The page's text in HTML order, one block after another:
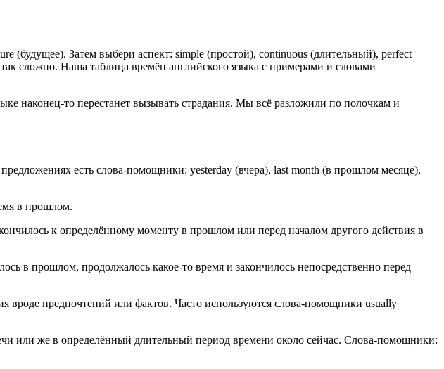
(будущее). Затем выбери аспект: simple (простой), continuous (длительный), perfect
сложно. Наша таблица времён английского языка с примерами и словами
наконец-то перестанет вызывать страдания. Мы всё разложили по полочкам и
есть слова-помощники: yesterday (вчера), last month (в прошлом месяце),
в прошлом.
к определённому моменту в прошлом или перед началом другого действия в
в прошлом, продолжалось какое-то время и закончилось непосредственно перед
вроде предпочтений или фактов. Часто используются слова-помощники usually
или же в определённый длительный период времени около сейчас. Слова-помощники: